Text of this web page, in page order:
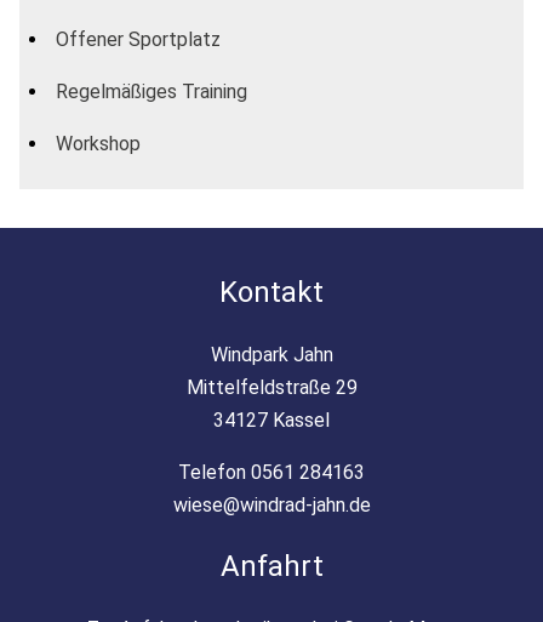
Offener Sportplatz
Regelmäßiges Training
Workshop
Kontakt
Windpark Jahn
Mittelfeldstraße 29
34127 Kassel
Telefon 0561 284163
wiese@windrad-jahn.de
Anfahrt